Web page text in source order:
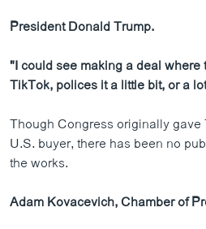
President Donald Trump.
"I could see making a deal where
TikTok, polices it a little bit, or a
Though Congress originally
U.S. buyer, there has been no
the works.
Adam Kovacevich, Chamber of